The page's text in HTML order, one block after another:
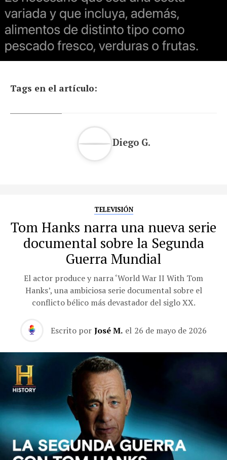
Tags en el artículo:
Diego G.
TELEVISIÓN
Tom Hanks narra una nueva serie
documental sobre la Segunda
Guerra Mundial
El actor produce y narra ‘World War II With Tom
Hanks’, una ambiciosa serie documental sobre el
conflicto bélico más devastador del siglo XX.
Escrito por José M. el 26 de mayo de 2026